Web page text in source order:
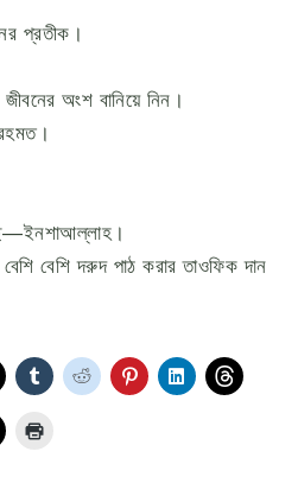
প্রতীক।
অংশ বানিয়ে নিন।
বেশি দরুদ পাঠ করার তাওফিক দান